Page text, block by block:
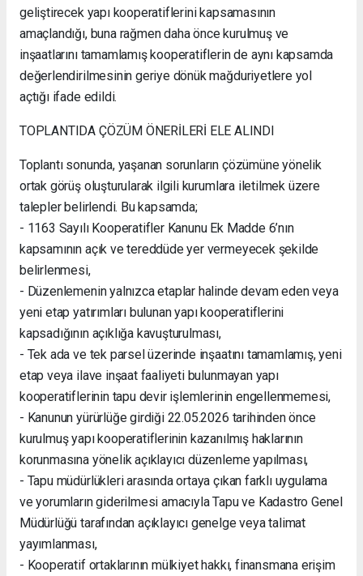
geliştirecek yapı kooperatiflerini kapsamasının
amaçlandığı, buna rağmen daha önce kurulmuş ve
inşaatlarını tamamlamış kooperatiflerin de aynı kapsamda
değerlendirilmesinin geriye dönük mağduriyetlere yol
açtığı ifade edildi.
TOPLANTIDA ÇÖZÜM ÖNERİLERİ ELE ALINDI
Toplantı sonunda, yaşanan sorunların çözümüne yönelik
ortak görüş oluşturularak ilgili kurumlara iletilmek üzere
talepler belirlendi. Bu kapsamda;
- 1163 Sayılı Kooperatifler Kanunu Ek Madde 6’nın
kapsamının açık ve tereddüde yer vermeyecek şekilde
belirlenmesi,
- Düzenlemenin yalnızca etaplar halinde devam eden veya
yeni etap yatırımları bulunan yapı kooperatiflerini
kapsadığının açıklığa kavuşturulması,
- Tek ada ve tek parsel üzerinde inşaatını tamamlamış, yeni
etap veya ilave inşaat faaliyeti bulunmayan yapı
kooperatiflerinin tapu devir işlemlerinin engellenmemesi,
- Kanunun yürürlüğe girdiği 22.05.2026 tarihinden önce
kurulmuş yapı kooperatiflerinin kazanılmış haklarının
korunmasına yönelik açıklayıcı düzenleme yapılması,
- Tapu müdürlükleri arasında ortaya çıkan farklı uygulama
ve yorumların giderilmesi amacıyla Tapu ve Kadastro Genel
Müdürlüğü tarafından açıklayıcı genelge veya talimat
yayımlanması,
- Kooperatif ortaklarının mülkiyet hakkı, finansmana erişim